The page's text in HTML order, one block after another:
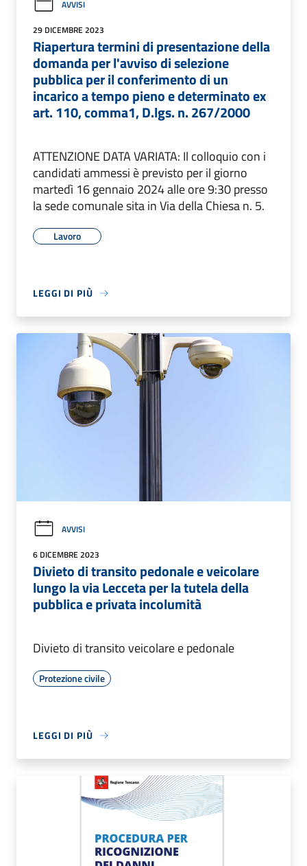
AVVISI
29 DICEMBRE 2023
Riapertura termini di presentazione della
domanda per l'avviso di selezione
pubblica per il conferimento di un
incarico a tempo pieno e determinato ex
art. 110, comma1, D.lgs. n. 267/2000
ATTENZIONE DATA VARIATA: Il colloquio con i
candidati ammessi è previsto per il giorno
martedì 16 gennaio 2024 alle ore 9:30 presso
la sede comunale sita in Via della Chiesa n. 5.
Lavoro
LEGGI DI PIÙ
AVVISI
6 DICEMBRE 2023
Divieto di transito pedonale e veicolare
lungo la via Lecceta per la tutela della
pubblica e privata incolumità
Divieto di transito veicolare e pedonale
Protezione civile
LEGGI DI PIÙ